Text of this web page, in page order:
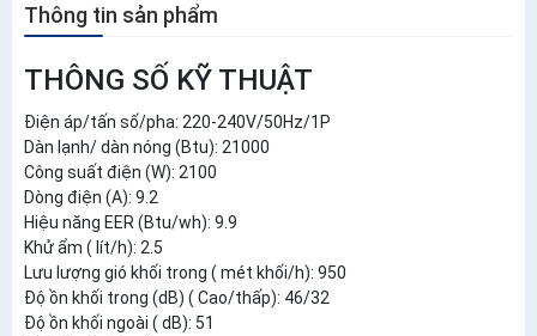
Thông tin sản phẩm
THÔNG SỐ KỸ THUẬT
Điện áp/tấn số/pha: 220-240V/50Hz/1P
Dàn lạnh/ dàn nóng (Btu): 21000
Công suất điện (W): 2100
Dòng điện (A): 9.2
Hiệu năng EER (Btu/wh): 9.9
Khử ẩm ( lít/h): 2.5
Lưu lượng gió khối trong ( mét khối/h): 950
Độ ồn khối trong (dB) ( Cao/thấp): 46/32
Độ ồn khối ngoài ( dB): 51